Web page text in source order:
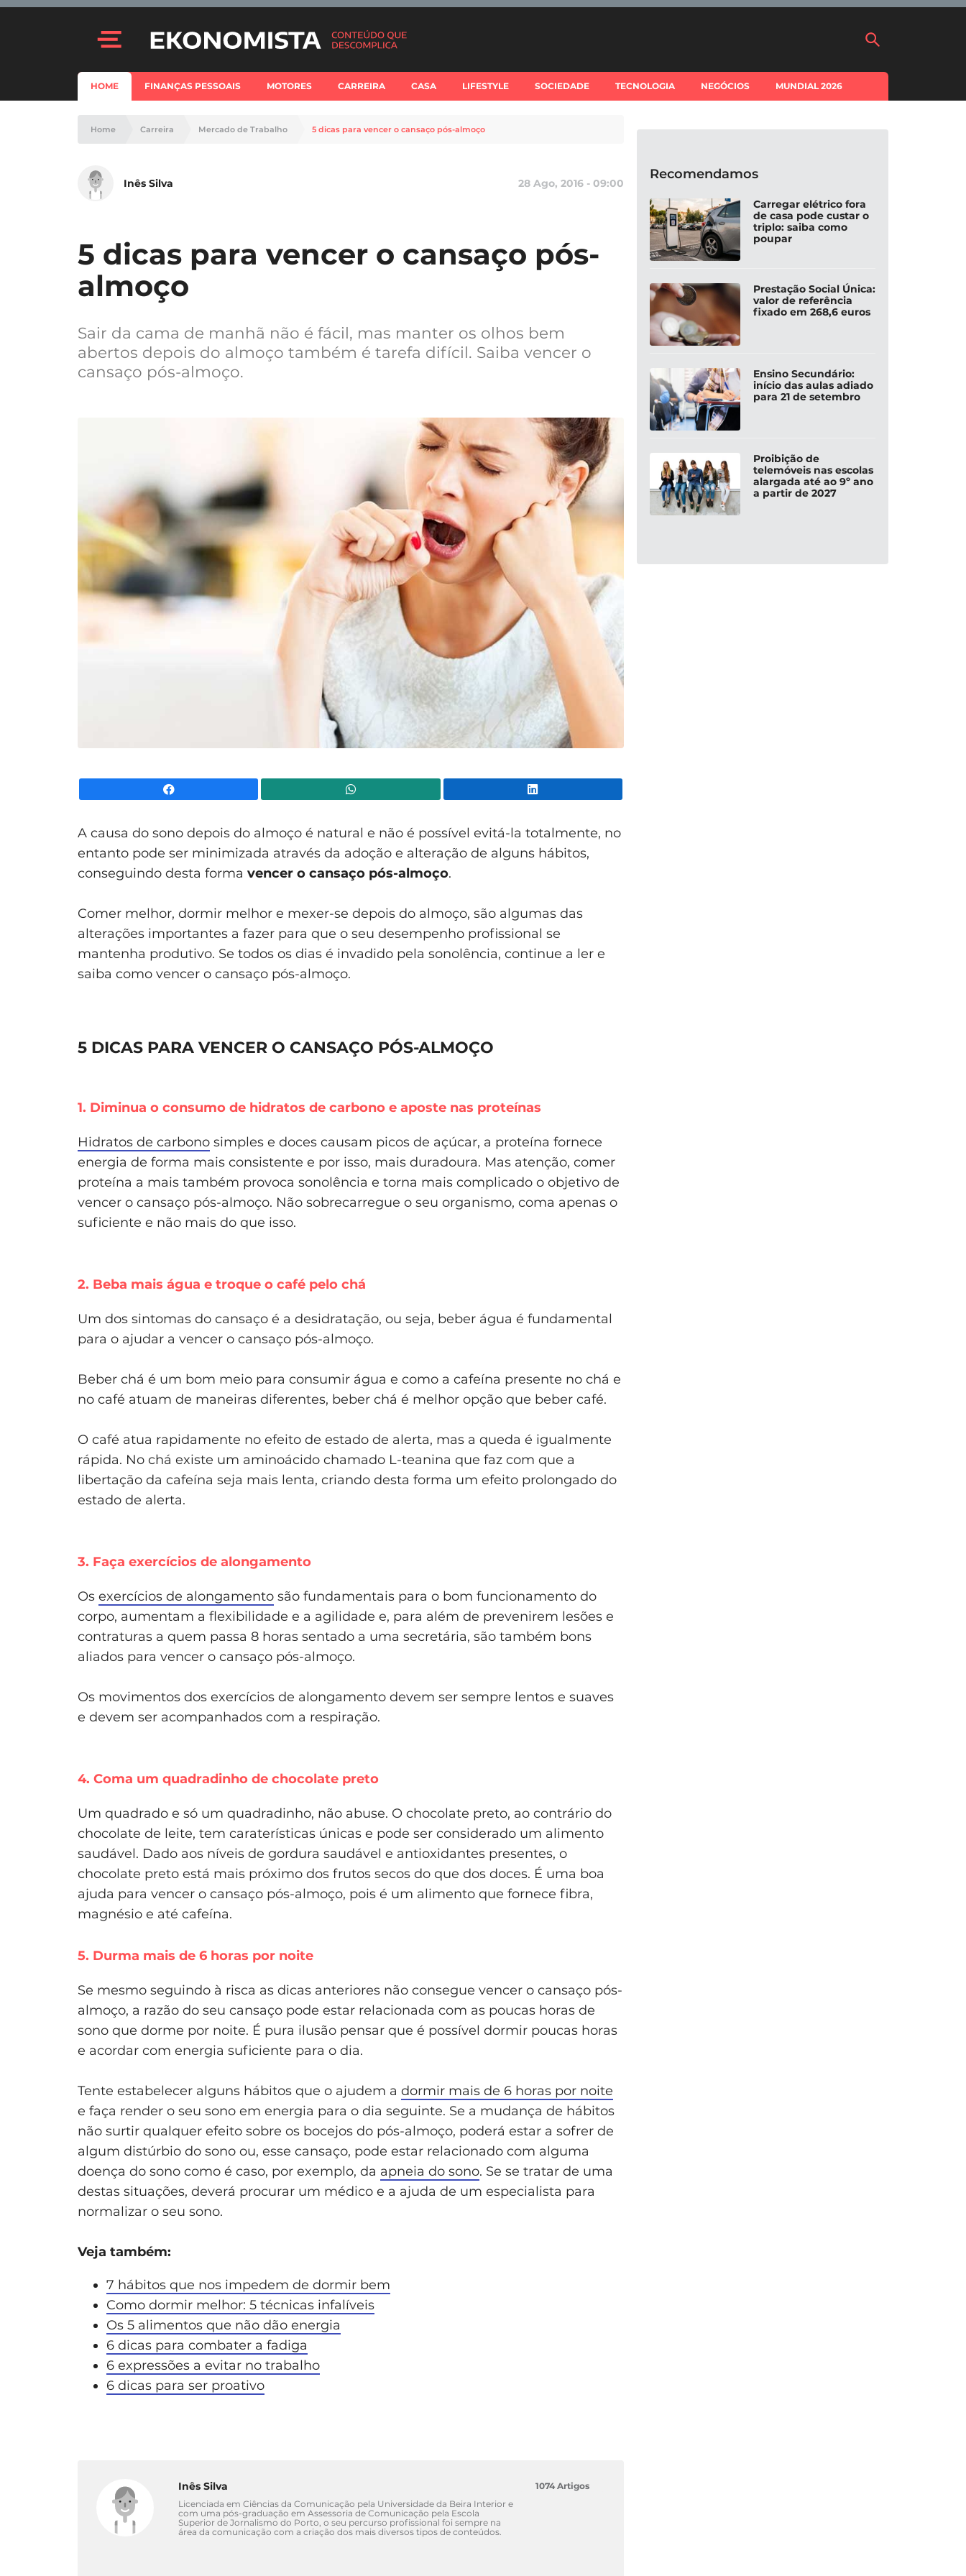
HOME FINANÇAS PESSOAIS MOTORES CARREIRA CASA LIFESTYLE SOCIEDADE TECNOLOGIA NEGÓCIOS MUNDIAL 2026
Home Carreira Mercado de Trabalho 5 dicas para vencer o cansaço pós-almoço
Inês Silva 28 Ago, 2016 - 09:00
5 dicas para vencer o cansaço pós-
almoço
Sair da cama de manhã não é fácil, mas manter os olhos bem
abertos depois do almoço também é tarefa difícil. Saiba vencer o
cansaço pós-almoço.
A causa do sono depois do almoço é natural e não é possível evitá-la totalmente, no
entanto pode ser minimizada através da adoção e alteração de alguns hábitos,
conseguindo desta forma vencer o cansaço pós-almoço.
Comer melhor, dormir melhor e mexer-se depois do almoço, são algumas das
alterações importantes a fazer para que o seu desempenho profissional se
mantenha produtivo. Se todos os dias é invadido pela sonolência, continue a ler e
saiba como vencer o cansaço pós-almoço.
5 DICAS PARA VENCER O CANSAÇO PÓS-ALMOÇO
1. Diminua o consumo de hidratos de carbono e aposte nas proteínas
Hidratos de carbono simples e doces causam picos de açúcar, a proteína fornece
energia de forma mais consistente e por isso, mais duradoura. Mas atenção, comer
proteína a mais também provoca sonolência e torna mais complicado o objetivo de
vencer o cansaço pós-almoço. Não sobrecarregue o seu organismo, coma apenas o
suficiente e não mais do que isso.
2. Beba mais água e troque o café pelo chá
Um dos sintomas do cansaço é a desidratação, ou seja, beber água é fundamental
para o ajudar a vencer o cansaço pós-almoço.
Beber chá é um bom meio para consumir água e como a cafeína presente no chá e
no café atuam de maneiras diferentes, beber chá é melhor opção que beber café.
O café atua rapidamente no efeito de estado de alerta, mas a queda é igualmente
rápida. No chá existe um aminoácido chamado L-teanina que faz com que a
libertação da cafeína seja mais lenta, criando desta forma um efeito prolongado do
estado de alerta.
3. Faça exercícios de alongamento
Os exercícios de alongamento são fundamentais para o bom funcionamento do
corpo, aumentam a flexibilidade e a agilidade e, para além de prevenirem lesões e
contraturas a quem passa 8 horas sentado a uma secretária, são também bons
aliados para vencer o cansaço pós-almoço.
Os movimentos dos exercícios de alongamento devem ser sempre lentos e suaves
e devem ser acompanhados com a respiração.
4. Coma um quadradinho de chocolate preto
Um quadrado e só um quadradinho, não abuse. O chocolate preto, ao contrário do
chocolate de leite, tem caraterísticas únicas e pode ser considerado um alimento
saudável. Dado aos níveis de gordura saudável e antioxidantes presentes, o
chocolate preto está mais próximo dos frutos secos do que dos doces. É uma boa
ajuda para vencer o cansaço pós-almoço, pois é um alimento que fornece fibra,
magnésio e até cafeína.
5. Durma mais de 6 horas por noite
Se mesmo seguindo à risca as dicas anteriores não consegue vencer o cansaço pós-
almoço, a razão do seu cansaço pode estar relacionada com as poucas horas de
sono que dorme por noite. É pura ilusão pensar que é possível dormir poucas horas
e acordar com energia suficiente para o dia.
Tente estabelecer alguns hábitos que o ajudem a dormir mais de 6 horas por noite
e faça render o seu sono em energia para o dia seguinte. Se a mudança de hábitos
não surtir qualquer efeito sobre os bocejos do pós-almoço, poderá estar a sofrer de
algum distúrbio do sono ou, esse cansaço, pode estar relacionado com alguma
doença do sono como é caso, por exemplo, da apneia do sono. Se se tratar de uma
destas situações, deverá procurar um médico e a ajuda de um especialista para
normalizar o seu sono.
Veja também:
7 hábitos que nos impedem de dormir bem
Como dormir melhor: 5 técnicas infalíveis
Os 5 alimentos que não dão energia
6 dicas para combater a fadiga
6 expressões a evitar no trabalho
6 dicas para ser proativo
Inês Silva
Licenciada em Ciências da Comunicação pela Universidade da Beira Interior e
com uma pós-graduação em Assessoria de Comunicação pela Escola
Superior de Jornalismo do Porto, o seu percurso profissional foi sempre na
área da comunicação com a criação dos mais diversos tipos de conteúdos.
1074 Artigos
Recomendamos
Carregar elétrico fora
de casa pode custar o
triplo: saiba como
poupar
Prestação Social Única:
valor de referência
fixado em 268,6 euros
Ensino Secundário:
início das aulas adiado
para 21 de setembro
Proibição de
telemóveis nas escolas
alargada até ao 9º ano
a partir de 2027